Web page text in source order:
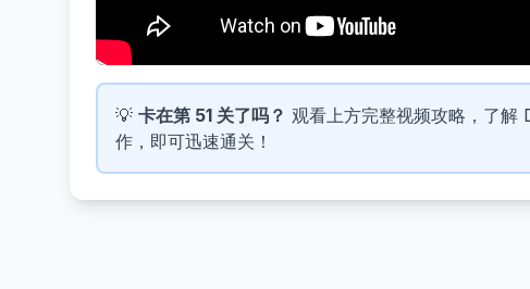
💡 卡在第 51 关了吗？ 观看上方完整视频攻略，了
作，即可迅速通关！